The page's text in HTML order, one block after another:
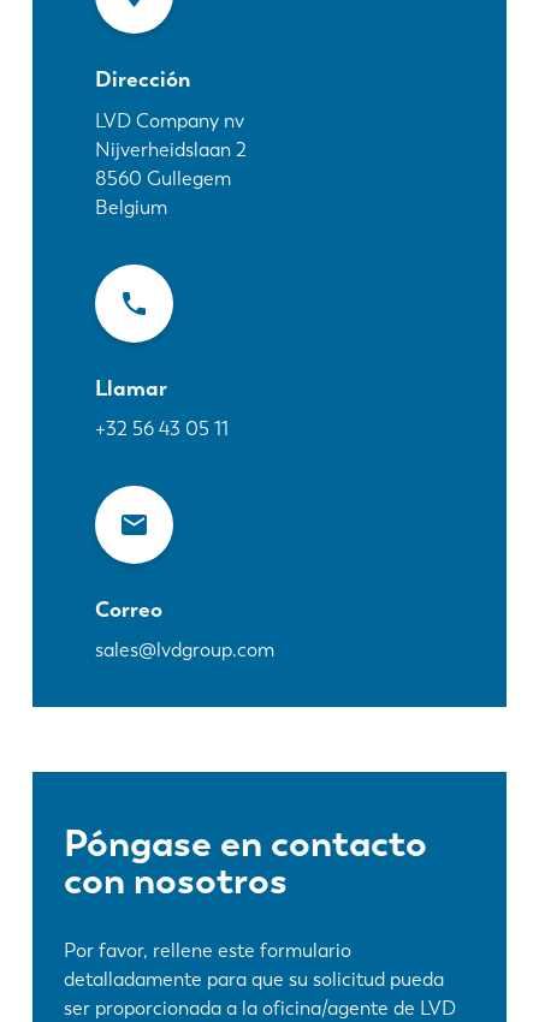
Dirección
LVD Company nv
Nijverheidslaan 2
8560 Gullegem
Belgium
Llamar
+32 56 43 05 11
Correo
sales@lvdgroup.com
Póngase en contacto
con nosotros
Por favor, rellene este formulario
detalladamente para que su solicitud pueda
ser proporcionada a la oficina/agente de LVD
Descubra LVD
Testimonios
Eventos
Centro de recursos
Industrias y soluciones
Contacto